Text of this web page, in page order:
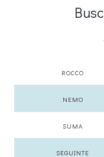
ROCCO
NEMO
SUMA
SEGUINTE